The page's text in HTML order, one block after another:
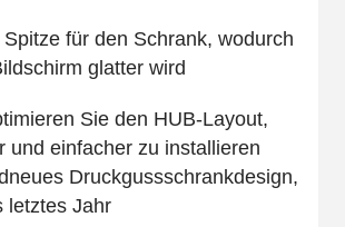
für den Schrank, wodurch
glatter wird
Sie den HUB-Layout,
und einfacher zu installieren
Druckgussschrankdesign,
letztes Jahr